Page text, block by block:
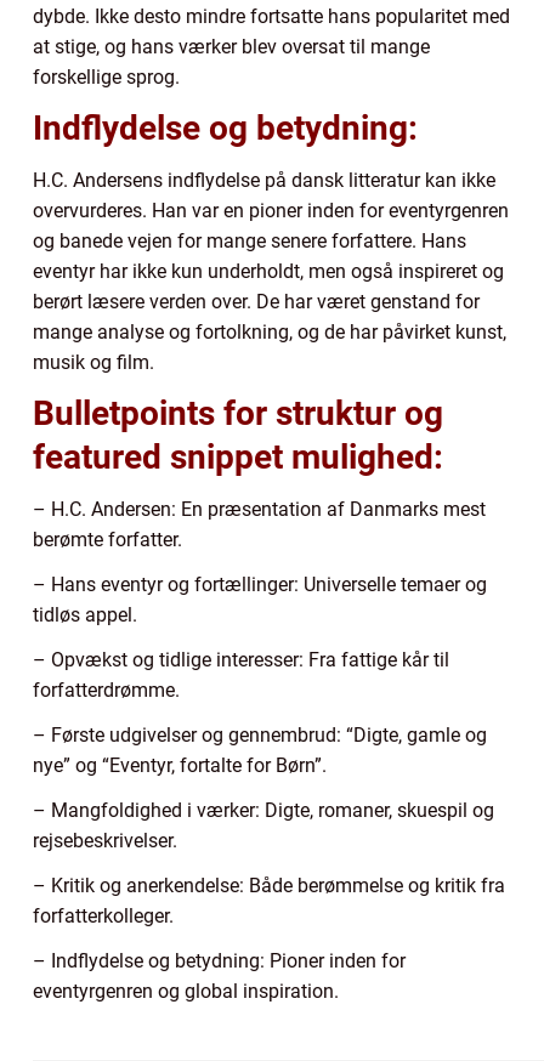
dybde. Ikke desto mindre fortsatte hans popularitet med
at stige, og hans værker blev oversat til mange
forskellige sprog.
Indflydelse og betydning:
H.C. Andersens indflydelse på dansk litteratur kan ikke
overvurderes. Han var en pioner inden for eventyrgenren
og banede vejen for mange senere forfattere. Hans
eventyr har ikke kun underholdt, men også inspireret og
berørt læsere verden over. De har været genstand for
mange analyse og fortolkning, og de har påvirket kunst,
musik og film.
Bulletpoints for struktur og
featured snippet mulighed:
– H.C. Andersen: En præsentation af Danmarks mest
berømte forfatter.
– Hans eventyr og fortællinger: Universelle temaer og
tidløs appel.
– Opvækst og tidlige interesser: Fra fattige kår til
forfatterdrømme.
– Første udgivelser og gennembrud: “Digte, gamle og
nye” og “Eventyr, fortalte for Børn”.
– Mangfoldighed i værker: Digte, romaner, skuespil og
rejsebeskrivelser.
– Kritik og anerkendelse: Både berømmelse og kritik fra
forfatterkolleger.
– Indflydelse og betydning: Pioner inden for
eventyrgenren og global inspiration.